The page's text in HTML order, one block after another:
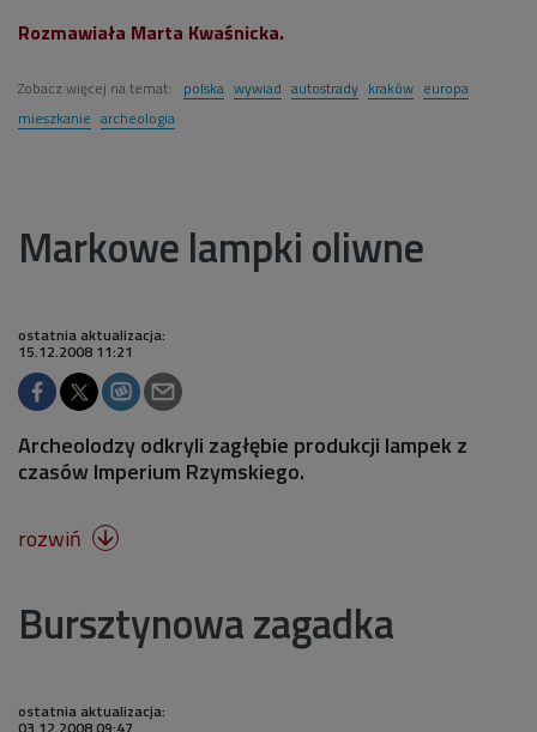
Rozmawiała Marta Kwaśnicka.
Zobacz więcej na temat: polska wywiad autostrady kraków europa
mieszkanie archeologia
Markowe lampki oliwne
ostatnia aktualizacja:
15.12.2008 11:21
Archeolodzy odkryli zagłębie produkcji lampek z
czasów Imperium Rzymskiego.
rozwiń 
Bursztynowa zagadka
ostatnia aktualizacja: